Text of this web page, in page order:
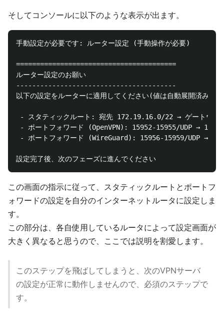
そしてコンソールに以下のような表示が出ます。
手動設定が必要です: ルーター設定 (手動操作が必要)
========================================
ルーター設定のお願い
----------------------------------------
以下の設定をルーターに適用してください(値は自動展開済み):
- スタティックルート: 宛先 172.19.16.0/22 → ゲートウ
- ポートフォワード (OpenVPN): 15952-15955/UDP →
- ポートフォワード (WireGuard): 15956-15959/UDP →
この画面の指示に従って、スタティックルートとポートフ
ォワードの設定を自分のインターネットルータに設定しま
す。
この部分は、各自使用しているルータによって設定画面が
大きく異なると思うので、ここでは説明を割愛します。
このステップを飛ばしてしまうと、次のVPNサーバ
の設定が正常に動作しませんので、必須のステップで
す。